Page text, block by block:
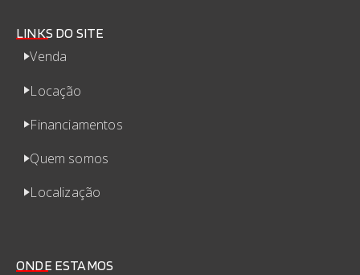
LINKS DO SITE
Venda
Locação
Financiamentos
Quem somos
Localização
ONDE ESTAMOS